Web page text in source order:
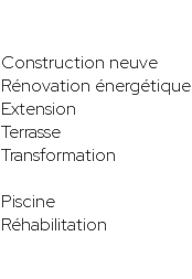
Construction neuve
Rénovation énergétique
Extension
Terrasse
Transformation
Piscine
Réhabilitation